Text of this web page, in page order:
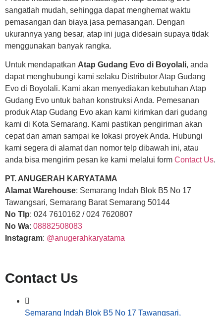
sangatlah mudah, sehingga dapat menghemat waktu
pemasangan dan biaya jasa pemasangan. Dengan
ukurannya yang besar, atap ini juga didesain supaya tidak
menggunakan banyak rangka.
Untuk mendapatkan Atap Gudang Evo di Boyolali, anda
dapat menghubungi kami selaku Distributor Atap Gudang
Evo di Boyolali. Kami akan menyediakan kebutuhan Atap
Gudang Evo untuk bahan konstruksi Anda. Pemesanan
produk Atap Gudang Evo akan kami kirimkan dari gudang
kami di Kota Semarang. Kami pastikan pengiriman akan
cepat dan aman sampai ke lokasi proyek Anda. Hubungi
kami segera di alamat dan nomor telp dibawah ini, atau
anda bisa mengirim pesan ke kami melalui form Contact Us.
PT. ANUGERAH KARYATAMA
Alamat Warehouse: Semarang Indah Blok B5 No 17
Tawangsari, Semarang Barat Semarang 50144
No Tlp: 024 7610162 / 024 7620807
No Wa: 08882508083
Instagram: @anugerahkaryatama
Contact Us
Semarang Indah Blok B5 No 17 Tawangsari,